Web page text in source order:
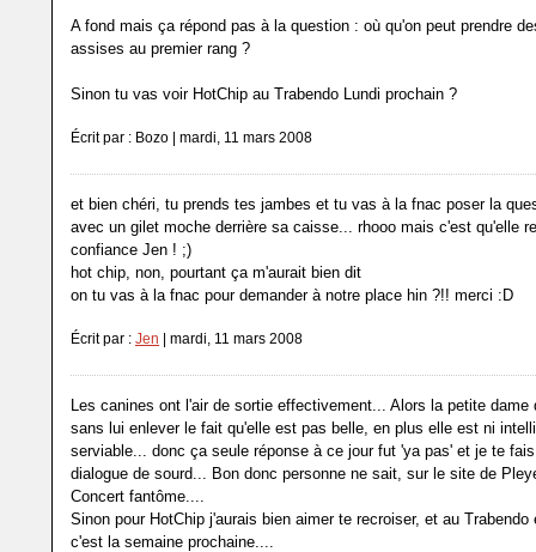
A fond mais ça répond pas à la question : où qu'on peut prendre
assises au premier rang ?
Sinon tu vas voir HotChip au Trabendo Lundi prochain ?
Écrit par : Bozo | mardi, 11 mars 2008
et bien chéri, tu prends tes jambes et tu vas à la fnac poser la
avec un gilet moche derrière sa caisse... rhooo mais c'est qu'elle
confiance Jen ! ;)
hot chip, non, pourtant ça m'aurait bien dit
on tu vas à la fnac pour demander à notre place hin ?!! merci :D
Écrit par : Jen | mardi, 11 mars 2008
Les canines ont l'air de sortie effectivement... Alors la petite dame
sans lui enlever le fait qu'elle est pas belle, en plus elle est ni
serviable... donc ça seule réponse à ce jour fut 'ya pas' et je te
dialogue de sourd... Bon donc personne ne sait, sur le site de
Concert fantôme....
Sinon pour HotChip j'aurais bien aimer te recroiser, et au Trabendo
c'est la semaine prochaine....